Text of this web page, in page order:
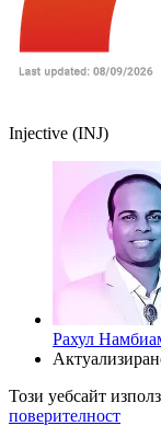
Injective (INJ)
Рахул
Този уебсайт
поверителност